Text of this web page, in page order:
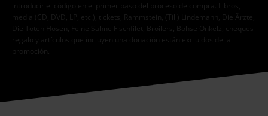
introducir el código en el primer paso del proceso de compra. Libros,
media (CD, DVD, LP, etc.), tickets, Rammstein, (Till) Lindemann, Die Ärzte,
Die Toten Hosen, Feine Sahne Fischfilet, Broilers, Böhse Onkelz, cheques-
regalo y artículos que incluyen una donación están excluidos de la
promoción.